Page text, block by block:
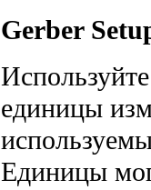
Gerber
единицы
Единицы